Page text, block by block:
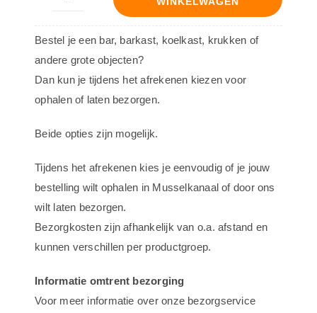
‘on
the
rocks’
aantal
Bestel je een bar, barkast, koelkast, krukken of
andere grote objecten?
Dan kun je tijdens het afrekenen kiezen voor
ophalen of laten bezorgen.
Beide opties zijn mogelijk.
Tijdens het afrekenen kies je eenvoudig of je jouw
bestelling wilt ophalen in Musselkanaal of door ons
wilt laten bezorgen.
Bezorgkosten zijn afhankelijk van o.a. afstand en
kunnen verschillen per productgroep.
Informatie omtrent bezorging
Voor meer informatie over onze bezorgservice